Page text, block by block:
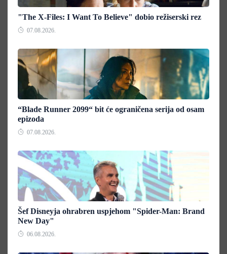
"The X-Files: I Want To Believe" dobio režiserski rez
07.08.2026.
“Blade Runner 2099“ bit će ograničena serija od osam
epizoda
07.08.2026.
Šef Disneyja ohrabren uspjehom "Spider-Man: Brand
New Day"
06.08.2026.